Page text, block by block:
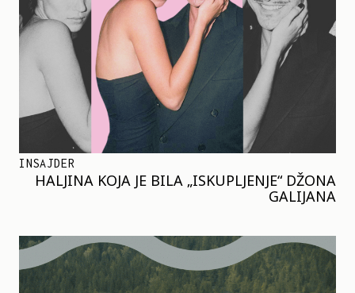
INSAJDER
HALJINA KOJA JE BILA „ISKUPLJENJE“ DŽONA
GALIJANA